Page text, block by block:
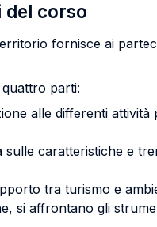
corso
fornisce ai
parti:
alle differenti
sulle caratteristiche e
tra turismo e
si affrontano gli